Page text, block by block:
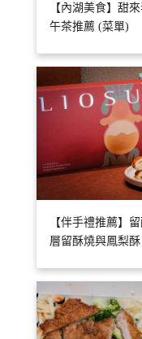
【內湖美食】甜
午茶推薦 (菜單)
【伴手禮推薦】
層留酥燒與鳳梨